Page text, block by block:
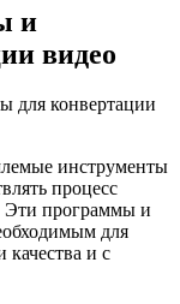
и
видео
инструменты
процесс
Эти программы и
для
качества и с